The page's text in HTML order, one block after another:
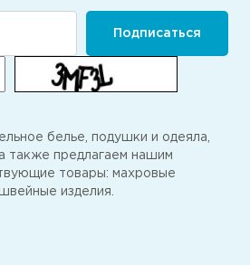
Подписаться
белье, подушки и одеяла,
также предлагаем нашим
товары: махровые
изделия.